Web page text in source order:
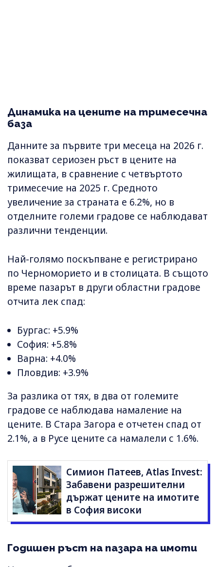
Динамика на цените на тримесечна
база
Данните за първите три месеца на 2026 г.
показват сериозен ръст в цените на
жилищата, в сравнение с четвъртото
тримесечие на 2025 г. Средното
увеличение за страната е 6.2%, но в
отделните големи градове се наблюдават
различни тенденции.
Най-голямо поскъпване е регистрирано
по Черноморието и в столицата. В същото
време пазарът в други областни градове
отчита лек спад:
Бургас: +5.9%
София: +5.8%
Варна: +4.0%
Пловдив: +3.9%
За разлика от тях, в два от големите
градове се наблюдава намаление на
цените. В Стара Загора е отчетен спад от
2.1%, а в Русе цените са намалели с 1.6%.
Симион Патеев, Atlas Invest:
Забавени разрешителни
държат цените на имотите
в София високи
Годишен ръст на пазара на имоти